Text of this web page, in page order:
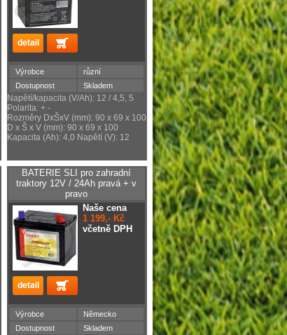
Výrobce
různí
Dostupnost
Skladem
Napětí/kapacita (V/Ah): 12 / 4,5, 5
Polarita: + -
Rozměry DxŠxV (mm): 90 x 69 x 100
D x Š x V (mm): 90 x 69 x 100
Kapacita (Ah): 4,0 Napětí (V): 12
BATERIE SLI pro zahradní
traktory 12V / 24Ah pravá + v
pravo
Naše cena
1 199,- Kč
včetně DPH
Výrobce
Německo
Dostupnost
Skladem